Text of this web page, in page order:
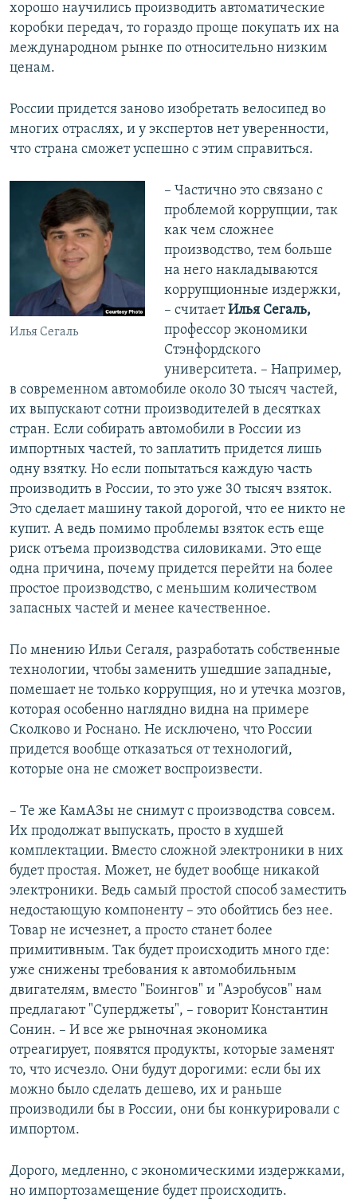
хорошо научились производить автоматические
коробки передач, то гораздо проще покупать их на
международном рынке по относительно низким
ценам.
России придется заново изобретать велосипед во
многих отраслях, и у экспертов нет уверенности,
что страна сможет успешно с этим справиться.
Илья Сегаль
– Частично это связано с
проблемой коррупции, так
как чем сложнее
производство, тем больше
на него накладываются
коррупционные издержки,
– считаетИлья Сегаль,
профессор экономики
Стэнфордского
университета. – Например,
в современном автомобиле около 30 тысяч частей,
их выпускают сотни производителей в десятках
стран. Если собирать автомобили в России из
импортных частей, то заплатить придется лишь
одну взятку. Но если попытаться каждую часть
производить в России, то это уже 30 тысяч взяток.
Это сделает машину такой дорогой, что ее никто не
купит. А ведь помимо проблемы взяток есть еще
риск отъема производства силовиками. Это еще
одна причина, почему придется перейти на более
простое производство, с меньшим количеством
запасных частей и менее качественное.
По мнению Ильи Сегаля, разработать собственные
технологии, чтобы заменить ушедшие западные,
помешает не только коррупция, но и утечка мозгов,
которая особенно наглядно видна на примере
Сколково и Роснано. Не исключено, что России
придется вообще отказаться от технологий,
которые она не сможет воспроизвести.
– Те же КамАЗы не снимут с производства совсем.
Их продолжат выпускать, просто в худшей
комплектации. Вместо сложной электроники в них
будет простая. Может, не будет вообще никакой
электроники. Ведь самый простой способ заместить
недостающую компоненту – это обойтись без нее.
Товар не исчезнет, а просто станет более
примитивным. Так будет происходить много где:
уже снижены требования к автомобильным
двигателям, вместо "Боингов" и "Аэробусов" нам
предлагают "Суперджеты", – говорит Константин
Сонин. – И все же рыночная экономика
отреагирует, появятся продукты, которые заменят
то, что исчезло. Они будут дорогими: если бы их
можно было сделать дешево, их и раньше
производили бы в России, они бы конкурировали с
импортом.
Дорого, медленно, с экономическими издержками,
но импортозамещение будет происходить.